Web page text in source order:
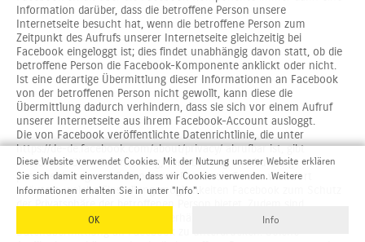
Information darüber, dass die betroffene Person unsere
Internetseite besucht hat, wenn die betroffene Person zum
Zeitpunkt des Aufrufs unserer Internetseite gleichzeitig bei
Facebook eingeloggt ist; dies findet unabhängig davon statt, ob die
betroffene Person die Facebook-Komponente anklickt oder nicht.
Ist eine derartige Übermittlung dieser Informationen an Facebook
von der betroffenen Person nicht gewollt, kann diese die
Übermittlung dadurch verhindern, dass sie sich vor einem Aufruf
unserer Internetseite aus ihrem Facebook-Account ausloggt.
Die von Facebook veröffentlichte Datenrichtlinie, die unter
https://de-de.facebook.com/about/privacy/ abrufbar ist, gibt
Aufschluss über die Erhebung, Verarbeitung und Nutzung
personenbezogener Daten durch Facebook. Ferner wird dort
erläutert, welche Einstellungsmöglichkeiten Facebook zum Schutz
der Privatsphäre der betroffenen Person bietet. Zudem sind
unterschiedliche Applikationen erhältlich, die es ermöglichen, eine
Datenübermittlung an Facebook zu unterdrücken. Solche
Diese Website verwendet Cookies. Mit der Nutzung unserer Website erklären
Sie sich damit einverstanden, dass wir Cookies verwenden. Weitere
Informationen erhalten Sie in unter "Info".
OK Info